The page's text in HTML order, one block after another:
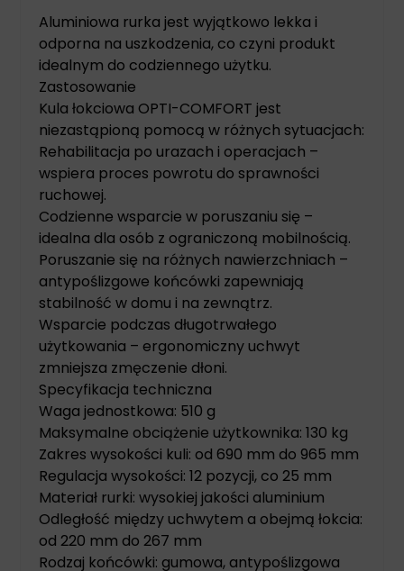
Aluminiowa rurka jest wyjątkowo lekka i
odporna na uszkodzenia, co czyni produkt
idealnym do codziennego użytku.
Zastosowanie
Kula łokciowa OPTI-COMFORT jest
niezastąpioną pomocą w różnych sytuacjach:
Rehabilitacja po urazach i operacjach –
wspiera proces powrotu do sprawności
ruchowej.
Codzienne wsparcie w poruszaniu się –
idealna dla osób z ograniczoną mobilnością.
Poruszanie się na różnych nawierzchniach –
antypoślizgowe końcówki zapewniają
stabilność w domu i na zewnątrz.
Wsparcie podczas długotrwałego
użytkowania – ergonomiczny uchwyt
zmniejsza zmęczenie dłoni.
Specyfikacja techniczna
Waga jednostkowa: 510 g
Maksymalne obciążenie użytkownika: 130 kg
Zakres wysokości kuli: od 690 mm do 965 mm
Regulacja wysokości: 12 pozycji, co 25 mm
Materiał rurki: wysokiej jakości aluminium
Odległość między uchwytem a obejmą łokcia:
od 220 mm do 267 mm
Rodzaj końcówki: gumowa, antypoślizgowa